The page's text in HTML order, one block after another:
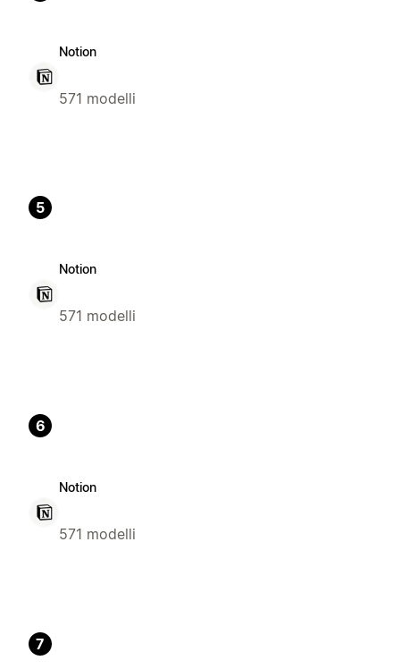
Notion
571 modelli
5
Notion
571 modelli
6
Notion
571 modelli
7